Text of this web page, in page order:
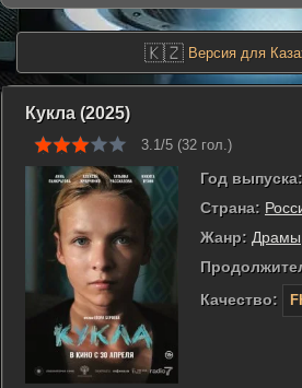
🇰🇿 Версия для
Кукла (2025)
3.1/5 (32 гол.)
Год выпуска:
Страна:
Жанр: Драмы
Качество: